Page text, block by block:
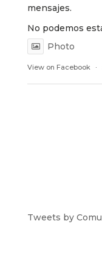
mensajes.
No podemos
Photo
View on Facebook ·
Tweets by